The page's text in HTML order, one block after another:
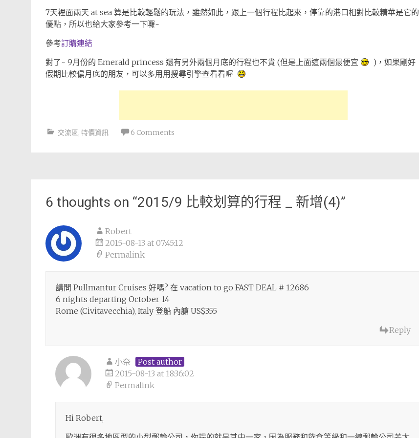
7天裡面兩天 at sea 算是比較輕鬆的玩法，雖然如此，跟上一個行程比起來，停靠的港口相對比較精華是它的
優點，所以也給大家參考一下囉~
參考訂購連結
對了~ 9月份的 Emerald princess 還有另外兩個月底的行程也不貴 (但是上面這兩個最便宜
)，如果剛好
假期比較偏月底的朋友，可以多用用搜尋引擎查看看喔
交流區, 特價資訊 6 Comments
navigation
6 thoughts on “2015/9 比較划算的行程 _ 新增(4)”
Robert
2015-08-13 at 07:45:12
Permalink
請問 Pullmantur Cruises 好嗎? 在 vacation to go FAST DEAL # 12686
6 nights departing October 14
Rome (Civitavecchia), Italy 登船 內艙 US$355
Reply
小奈
Post author
2015-08-13 at 18:36:02
Permalink
Hi Robert,